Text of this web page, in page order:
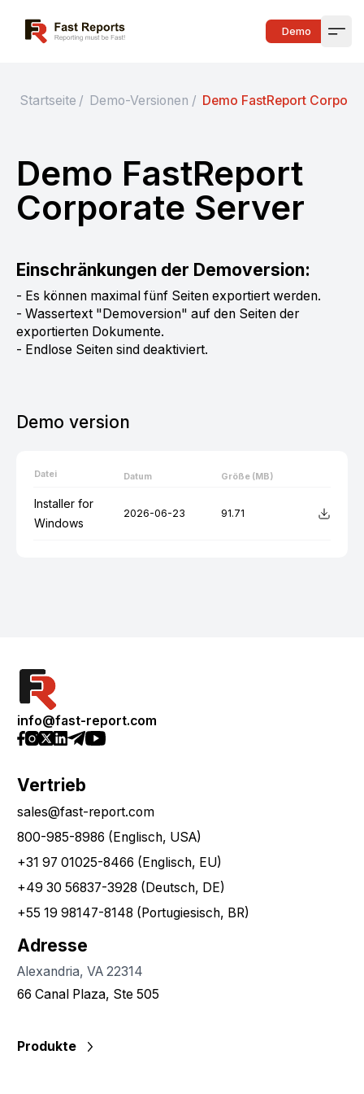
Fast Reports Demo
Startseite / Demo-Versionen / Demo FastReport
Demo FastReport
Corporate Server
Einschränkungen der Demoversion:
- Es können maximal fünf Seiten exportiert werden.
- Wassertext "Demoversion" auf den Seiten der
exportierten Dokumente.
- Endlose Seiten sind deaktiviert.
Demo version
Datei Datum Größe (MB)
Installer for
Windows
2026-06-23 91.71
info@fast-report.com
Vertrieb
sales@fast-report.com
800-985-8986 (Englisch, USA)
+31 97 01025-8466 (Englisch, EU)
+49 30 56837-3928 (Deutsch, DE)
+55 19 98147-8148 (Portugiesisch, BR)
Adresse
Alexandria, VA 22314
66 Canal Plaza, Ste 505
Produkte